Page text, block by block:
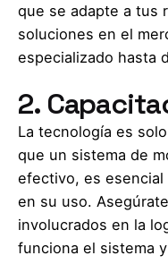
que se adapte a tus
soluciones en el
especializado hasta
2.
La tecnología es
que un sistema de
efectivo, es
en su uso.
involucrados en la
funciona el sistema